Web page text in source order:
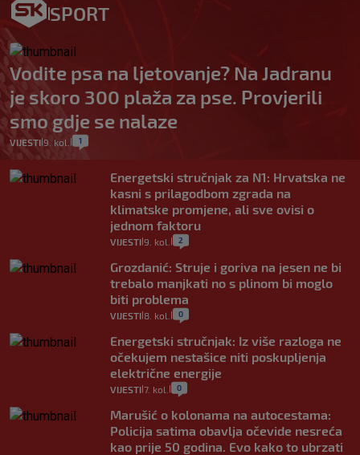
SPORT
Vodite psa na ljetovanje? Na Jadranu
je skoro 300 plaža za pse. Provjerili
smo gdje se nalaze
VIJESTI|9. kol. 1
Energetski stručnjak za N1: Hrvatska ne
kasni s prilagodbom zgrada na
klimatske promjene, ali sve ovisi o
jednom faktoru
VIJESTI 9. kol. 2
Grozdanić: Struje i goriva na jesen ne bi
trebalo manjkati no s plinom bi moglo
biti problema
VIJESTI 8. kol. 0
Energetski stručnjak: Iz više razloga ne
očekujem nestašice niti poskupljenja
električne energije
VIJESTI 7. kol. 0
Marušić o kolonama na autocestama:
Policija satima obavlja očevide nesreća
kao prije 50 godina. Evo kako to ubrzati